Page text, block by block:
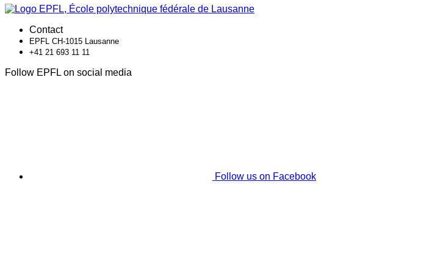
Contact
EPFL CH-1015 Lausanne
+41 21 693 11 11
Follow EPFL on social media
Follow us on Facebook